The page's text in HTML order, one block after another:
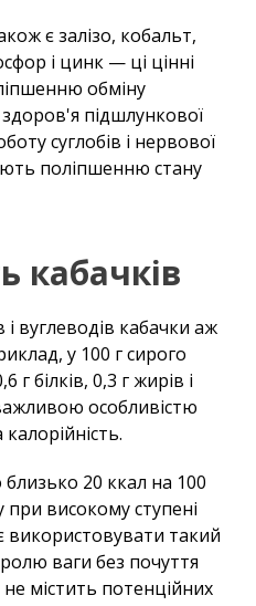
є залізо, кобальт,
і цинк — ці цінні
обміну
підшлункової
суглобів і нервової
поліпшенню стану
кабачків
і вуглеводів кабачки аж
у 100 г сирого
г білків, 0,3 г жирів і
особливістю
близько 20 ккал на 100
при високому ступені
використовувати такий
ваги без почуття
містить потенційних